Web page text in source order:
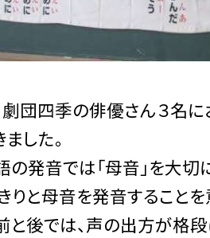
団四季の俳優さん３名に
した。
発音では「母音」を大切
りと母音を発音すること
後では、声の出方が格段